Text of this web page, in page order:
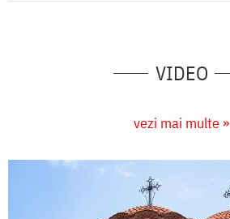
VIDEO
vezi mai multe »